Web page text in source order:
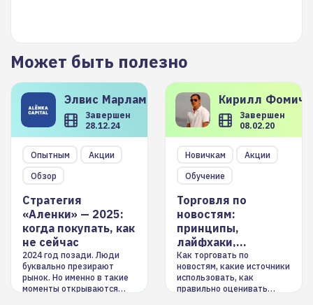
Может быть полезно
Элвис Марламов
Завершен
28.12.24
Опытным
Акции
Обзор
Стратегия
«Аленки» — 2025:
когда покупать, как
не сейчас
2024 год позади. Люди
буквально презирают
рынок. Но именно в такие
моменты открываются
Кирилл
Завершен
08.02.20
Новичкам
Акции
Обучение
Торговля по
новостям:
принципы,
лайфхаки,
инструменты
Как торговать по
новостям, какие источники
использовать, как
правильно оценивать